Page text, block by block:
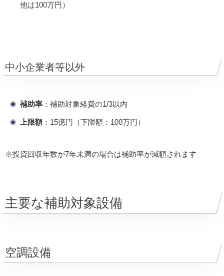
他は100万円）
中小企業者等以外
補助率 ：補助対象経費の1/3以内
上限額：15億円（下限額：100万円）
※投資回収年数が7年未満の場合は補助率が減額されます
主要な補助対象設備
空調設備